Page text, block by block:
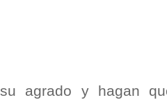
su agrado y hagan